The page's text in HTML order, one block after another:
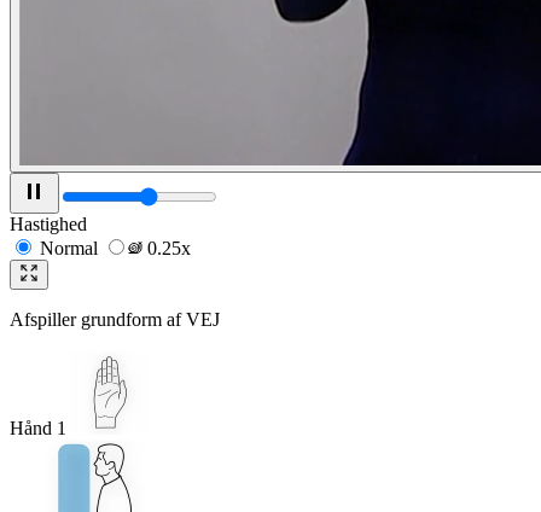
Hastighed
Normal
0.25x
Afspiller grundform afVEJ
Hånd 1